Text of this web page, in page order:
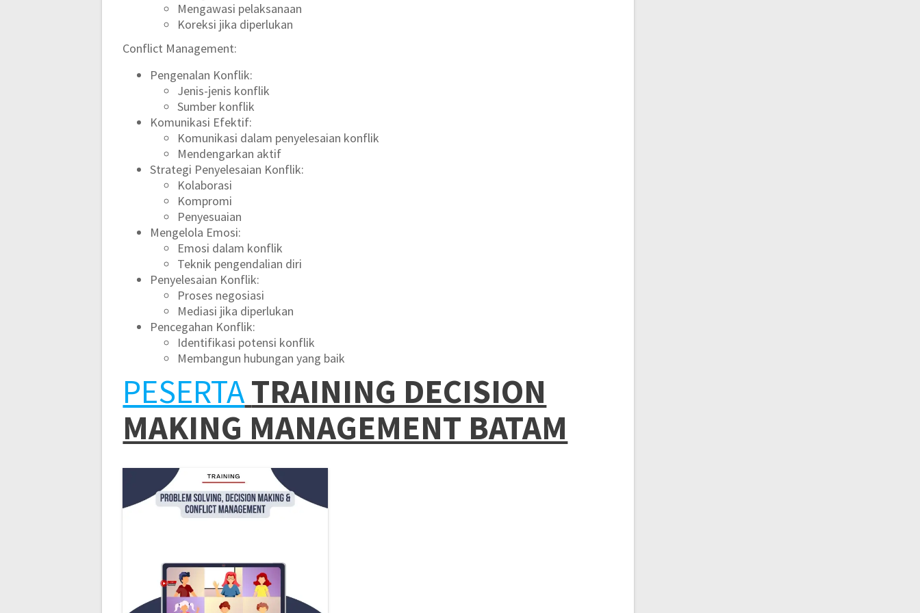
Mengawasi pelaksanaan
Koreksi jika diperlukan
Conflict Management:
Pengenalan Konflik:
Jenis-jenis konflik
Sumber konflik
Komunikasi Efektif:
Komunikasi dalam penyelesaian konflik
Mendengarkan aktif
Strategi Penyelesaian Konflik:
Kolaborasi
Kompromi
Penyesuaian
Mengelola Emosi:
Emosi dalam konflik
Teknik pengendalian diri
Penyelesaian Konflik:
Proses negosiasi
Mediasi jika diperlukan
Pencegahan Konflik:
Identifikasi potensi konflik
Membangun hubungan yang baik
PESERTATRAINING DECISION
MAKING MANAGEMENT BATAM